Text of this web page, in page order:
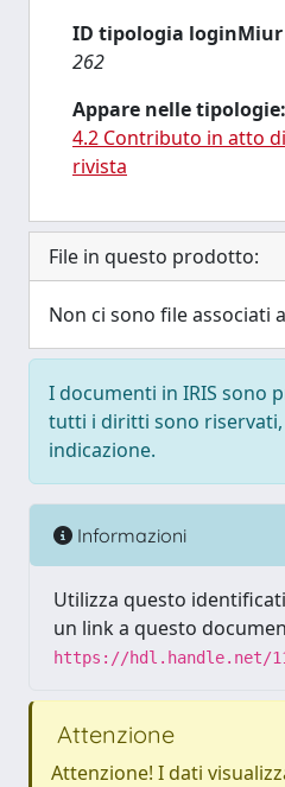
ID tipologia loginMiur
262
Appare nelle tipologie:
4.2 Contributo in atto
rivista
File in questo prodotto:
Non ci sono file associati
I documenti in IRIS sono
tutti i diritti sono riservati,
indicazione.
Informazioni
Utilizza questo
un link a questo
https://hdl.handle.net/
Attenzione
Attenzione! I dati